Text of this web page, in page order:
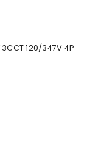
3CCT 120/347V 4P